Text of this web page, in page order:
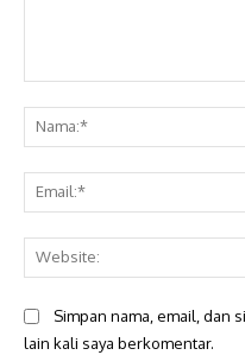
Simpan nama, email, dan
lain kali saya berkomentar.